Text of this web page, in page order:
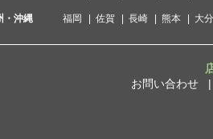
・沖縄 福岡 佐賀 長崎 熊本 大分
お問い合わせ